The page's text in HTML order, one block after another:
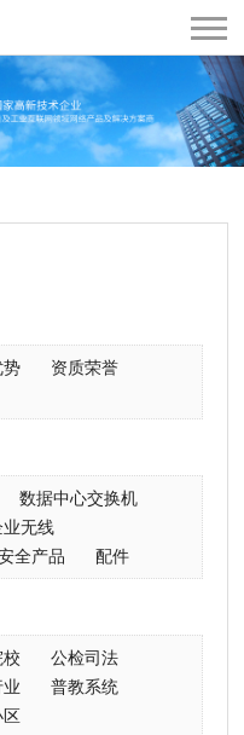
势
资质荣誉
数据中心交换机
业无线
全产品 配件
公检司法
业
普教系统
区